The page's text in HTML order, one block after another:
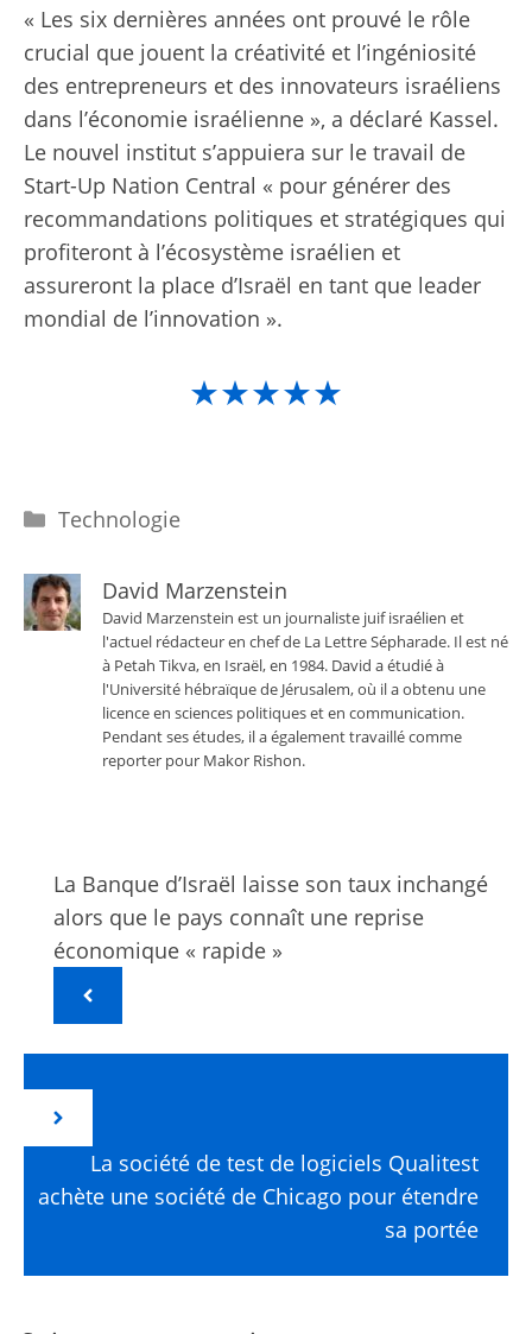
« Les six dernières années ont prouvé le rôle
crucial que jouent la créativité et l’ingéniosité
des entrepreneurs et des innovateurs israéliens
dans l’économie israélienne », a déclaré Kassel.
Le nouvel institut s’appuiera sur le travail de
Start-Up Nation Central « pour générer des
recommandations politiques et stratégiques qui
profiteront à l’écosystème israélien et
assureront la place d’Israël en tant que leader
mondial de l’innovation ».
★★★★★
Catégories
Technologie
David Marzenstein
David Marzenstein est un journaliste juif israélien et
l'actuel rédacteur en chef de La Lettre Sépharade. Il est né
à Petah Tikva, en Israël, en 1984. David a étudié à
l'Université hébraïque de Jérusalem, où il a obtenu une
licence en sciences politiques et en communication.
Pendant ses études, il a également travaillé comme
reporter pour Makor Rishon.
La Banque d’Israël laisse son taux inchangé
alors que le pays connaît une reprise
économique « rapide »
La société de test de logiciels Qualitest
achète une société de Chicago pour étendre
sa portée